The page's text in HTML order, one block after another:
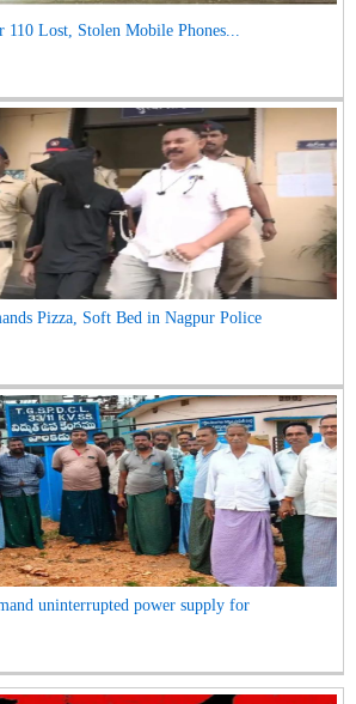
110 Lost, Stolen Mobile Phones...
Pizza, Soft Bed in Nagpur Police
uninterrupted power supply for